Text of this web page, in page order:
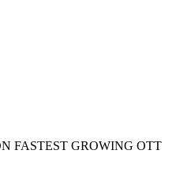
FASTEST GROWING OTT